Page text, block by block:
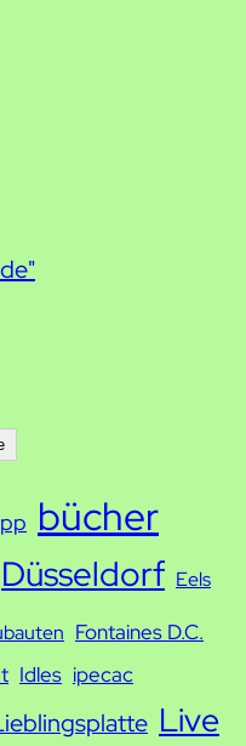
bücher
Düsseldorf Eels
Fontaines D.C.
Idles ipecac
Live